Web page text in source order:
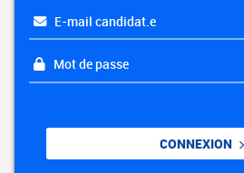
E-mail candidat.e
Mot de passe
CONNEXION